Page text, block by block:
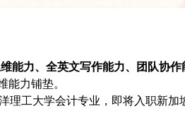
能力、全英文写作能力、团队协作
能力铺垫。
工大学会计专业，即将入职新加